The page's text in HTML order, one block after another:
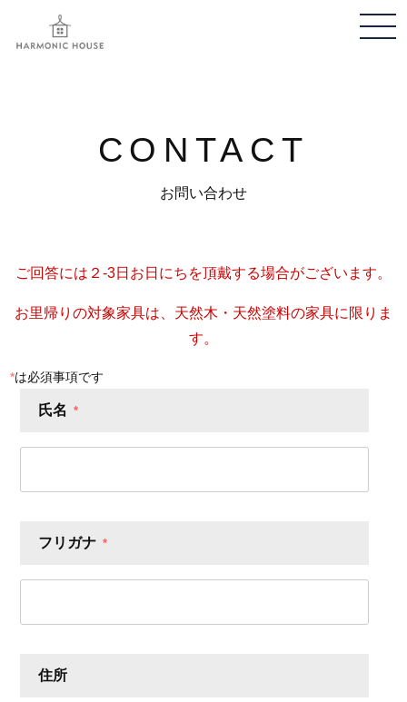
メ
CONTACT
お問い合わせ
ご回答には２-3日お日にちを頂戴する場合がございます。
お里帰りの対象家具は、天然木・天然塗料の家具に限りま
す。
*は必須事項です
氏名 *
フリガナ *
住所